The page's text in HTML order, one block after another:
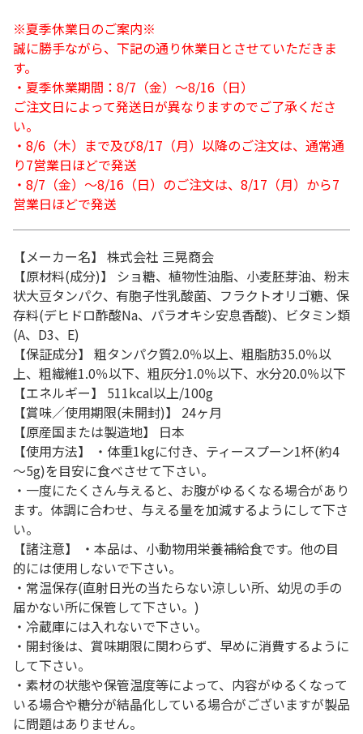
※夏季休業日のご案内※
誠に勝手ながら、下記の通り休業日とさせていただきま
す。
・夏季休業期間：8/7（金）～8/16（日）
ご注文日によって発送日が異なりますのでご了承くださ
い。
・8/6（木）まで及び8/17（月）以降のご注文は、通常通
り7営業日ほどで発送
・8/7（金）～8/16（日）のご注文は、8/17（月）から7
営業日ほどで発送
【メーカー名】 株式会社 三晃商会
【原材料(成分)】 ショ糖、植物性油脂、小麦胚芽油、粉末
状大豆タンパク、有胞子性乳酸菌、フラクトオリゴ糖、保
存料(デヒドロ酢酸Na、パラオキシ安息香酸)、ビタミン類
(A、D3、E)
【保証成分】 粗タンパク質2.0％以上、粗脂肪35.0％以
上、粗繊維1.0％以下、粗灰分1.0％以下、水分20.0％以下
【エネルギー】 511kcal以上/100g
【賞味／使用期限(未開封)】 24ヶ月
【原産国または製造地】 日本
【使用方法】 ・体重1kgに付き、ティースプーン1杯(約4
～5g)を目安に食べさせて下さい。
・一度にたくさん与えると、お腹がゆるくなる場合があり
ます。体調に合わせ、与える量を加減するようにして下さ
い。
【諸注意】 ・本品は、小動物用栄養補給食です。他の目
的には使用しないで下さい。
・常温保存(直射日光の当たらない涼しい所、幼児の手の
届かない所に保管して下さい。)
・冷蔵庫には入れないで下さい。
・開封後は、賞味期限に関わらず、早めに消費するように
して下さい。
・素材の状態や保管温度等によって、内容がゆるくなって
いる場合や糖分が結晶化している場合がございますが製品
に問題はありません。